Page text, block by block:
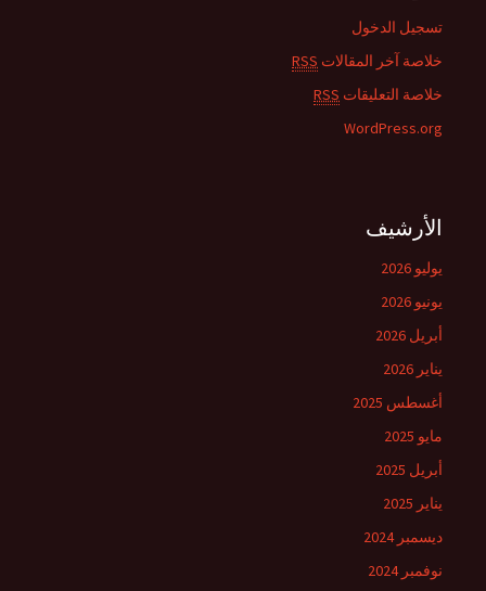
تسجيل الدخول
خلاصة آخر المقالات RSS
خلاصة التعليقات RSS
WordPress.org
الأرشيف
يوليو 2026
يونيو 2026
أبريل 2026
يناير 2026
أغسطس 2025
مايو 2025
أبريل 2025
يناير 2025
ديسمبر 2024
نوفمبر 2024